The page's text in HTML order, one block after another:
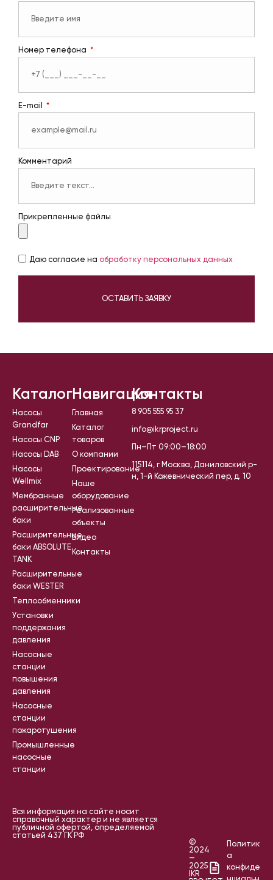
Номер телефона
E-mail
Комментарий
Прикрепленные файлы
Даю согласие на обработку персональных данных
ОСТАВИТЬ ЗАЯВКУ
Каталог
Насосы
Grandfar
Насосы CNP
Насосы DAB
Насосы
Wellmix
Мембранные
расширительные
баки
Расширительные
баки ABSOLUTE
TANK
Расширительные
баки WESTER
Теплообменники
Установки
поддержания
давления
Насосные
станции
повышения
давления
Насосные
станции
пожаротушения
Промышленные
насосные
станции
Навигация
Главная
Каталог
товаров
О компании
Проектирование
Наше
оборудование
Реализованные
объекты
Видео
Контакты
Контакты
8 905 555 95 37
info@ikrproject.ru
Пн–Пт 09:00–18:00
115114, г Москва, Даниловский р-
н, 1-й Кожевнический пер, д. 10
Вся информация на сайте носит
справочный характер и не является
публичной офертой, определяемой
статьей 437 ГК РФ
©
2024
—
2025
IKR
Политик
а
конфиде